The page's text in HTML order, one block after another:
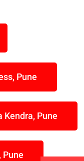
Pune
Kendra, Pune
Pune